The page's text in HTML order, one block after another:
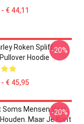
€ 44,11
Roken Spliff
Hoodie
€ 45,95
-20%
Soms Mensen Voor
Houden. Maar Je Kunt
-20%